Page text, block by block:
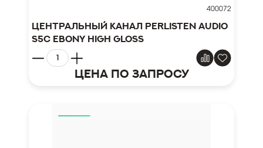
400072
Центральный канал Perlisten Audio
S5c Ebony High Gloss
Цена по запросу